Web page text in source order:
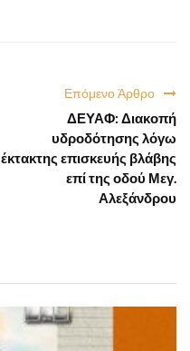
Επόμενο Άρθρο
ΔΕΥΑΦ: Διακοπή
υδροδότησης λόγω
έκτακτης επισκευής βλάβης
επί της οδού Μεγ.
Αλεξάνδρου